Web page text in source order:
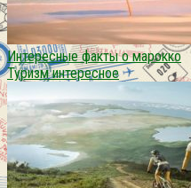
Интересные факты о марокко
Туризм интересное